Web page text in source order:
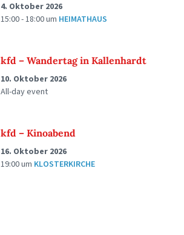
4. Oktober 2026
15:00 - 18:00um HEIMATHAUS
kfd – Wandertag in Kallenhardt
10. Oktober 2026
All-day event
kfd – Kinoabend
16. Oktober 2026
19:00um KLOSTERKIRCHE